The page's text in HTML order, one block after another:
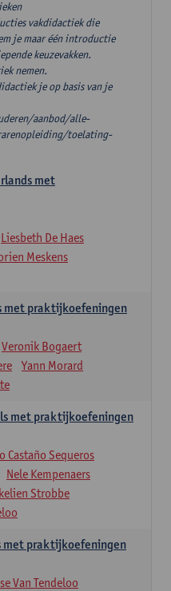
vakdidactiek die
je maar één introductie
keuzevakken.
nemen.
je op basis van je
aanbod/alle-
toelating-
met
Liesbeth De Haes
Meskens
met praktijkoefeningen
Veronik Bogaert
Yann Morard
met praktijkoefeningen
Castaño Sequeros
Nele Kempenaers
Strobbe
met praktijkoefeningen
Van Tendeloo